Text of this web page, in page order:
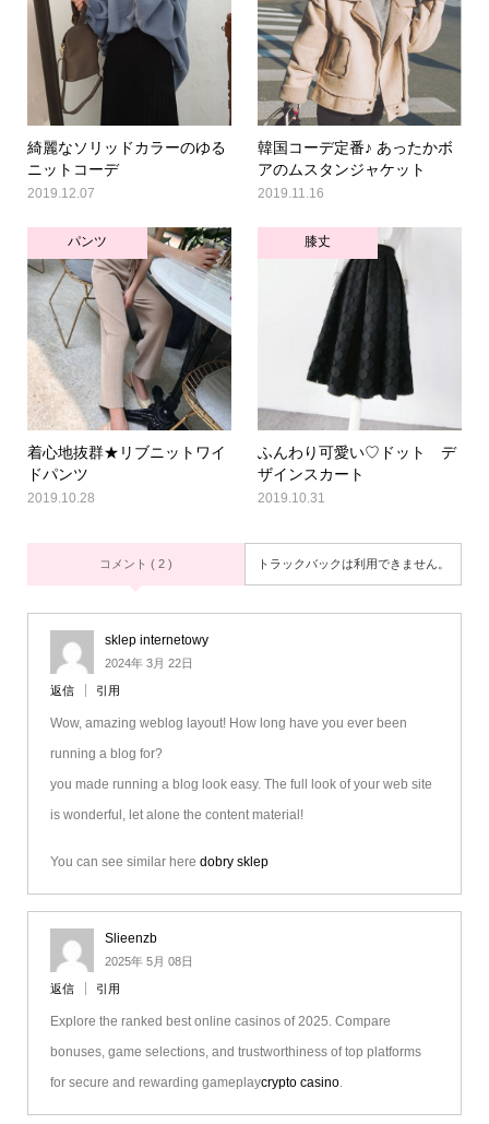
綺麗なソリッドカラーのゆる
ニットコーデ
2019.12.07
韓国コーデ定番♪ あったかボ
アのムスタンジャケット
2019.11.16
パンツ
着心地抜群★リブニットワイ
ドパンツ
2019.10.28
膝丈
ふんわり可愛い♡ドット デ
ザインスカート
2019.10.31
コメント ( 2 ) トラックバックは利用できません。
sklep internetowy
2024年 3月 22日
返信 引用
Wow, amazing weblog layout! How long have you ever been
running a blog for?
you made running a blog look easy. The full look of your web site
is wonderful, let alone the content material!
You can see similar here dobry sklep
Slieenzb
2025年 5月 08日
返信 引用
Explore the ranked best online casinos of 2025. Compare
bonuses, game selections, and trustworthiness of top platforms
for secure and rewarding gameplaycrypto casino.